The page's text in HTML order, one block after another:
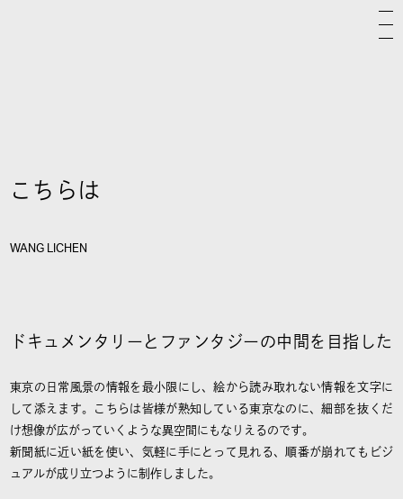
こちらは
WANG LICHEN
ドキュメンタリーとファンタジーの中間を目指した
東京の日常風景の情報を最小限にし、絵から読み取れない情報を文字に
して添えます。こちらは皆様が熟知している東京なのに、細部を抜くだ
け想像が広がっていくような異空間にもなりえるのです。
新聞紙に近い紙を使い、気軽に手にとって見れる、順番が崩れてもビジ
ュアルが成り立つように制作しました。